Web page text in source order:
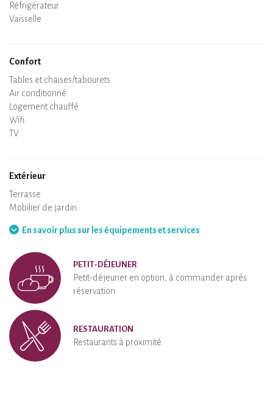
Four
Réfrigérateur
Vaisselle
Confort
Spa
Sauna privatif
Tables et chaises/tabourets
Air conditionné
Logement chauffé
Poêle à bois
Cheminée
Wifi
TV
Extérieur
Terrasse
Mobilier de jardin
En savoir plus sur les équipements et services
PETIT-DÉJEUNER
Petit-déjeuner en option, à commander après
réservation
RESTAURATION
Restaurants à proximité